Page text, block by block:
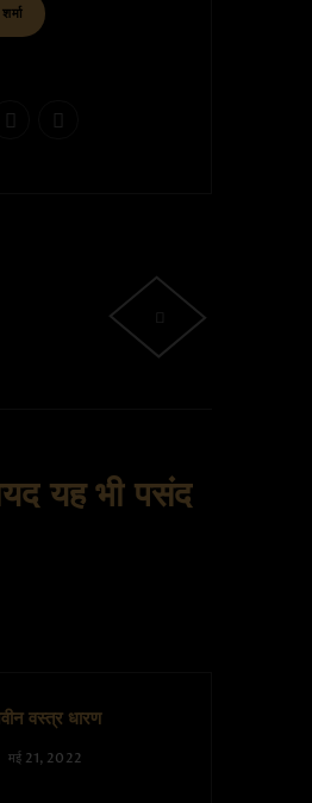
यह भी पसंद
वस्त्र धारण
मई 21, 2022